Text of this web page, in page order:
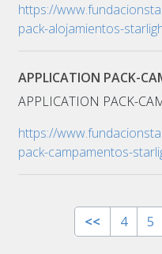
https://
pack-alojamientos-
APPLICATION PACK-
APPLICATION PACK-
https://
pack-campamentos-
<< 4 5